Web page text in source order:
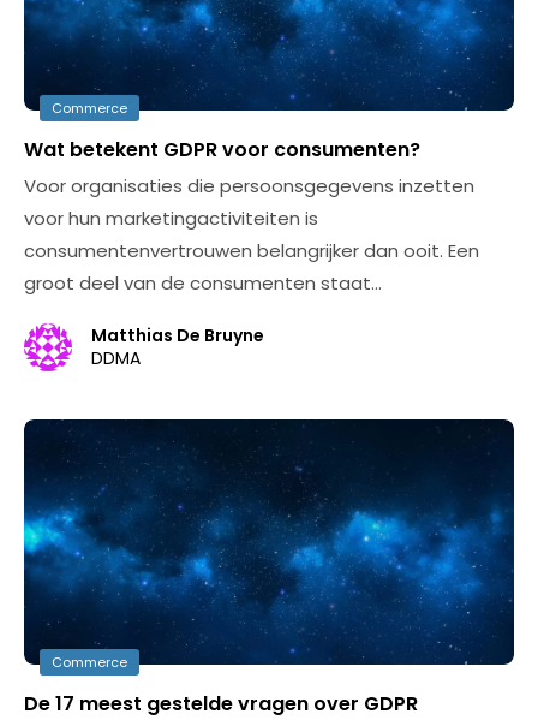
Commerce
Wat betekent GDPR voor consumenten?
Voor organisaties die persoonsgegevens inzetten
voor hun marketingactiviteiten is
consumentenvertrouwen belangrijker dan ooit. Een
groot deel van de consumenten staat…
Matthias De Bruyne
DDMA
Commerce
De 17 meest gestelde vragen over GDPR